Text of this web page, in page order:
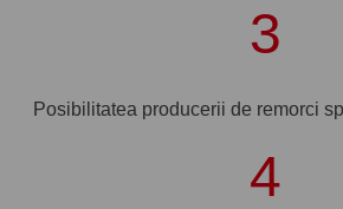
3
Posibilitatea producerii de remorci
4